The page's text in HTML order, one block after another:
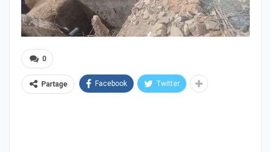
0
Partage Facebook Twitter